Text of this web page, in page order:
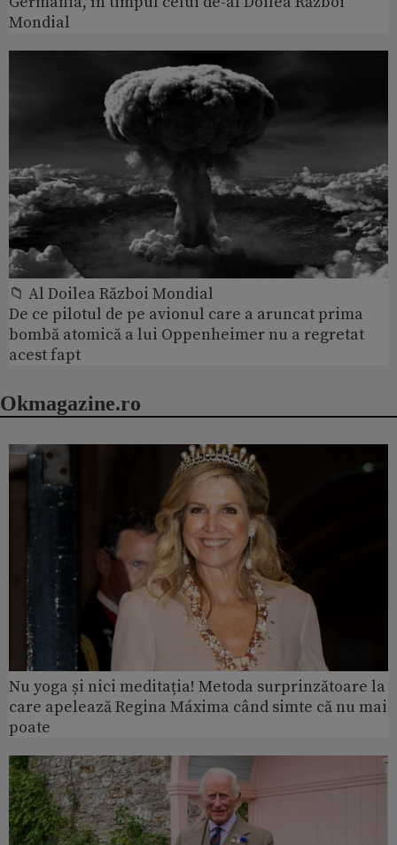
Mondial
📁 Al Doilea Război Mondial
De ce pilotul de pe avionul care a aruncat prima
bombă atomică a lui Oppenheimer nu a regretat
acest fapt
Okmagazine.ro
Nu yoga și nici meditația! Metoda surprinzătoare la
care apelează Regina Máxima când simte că nu mai
poate